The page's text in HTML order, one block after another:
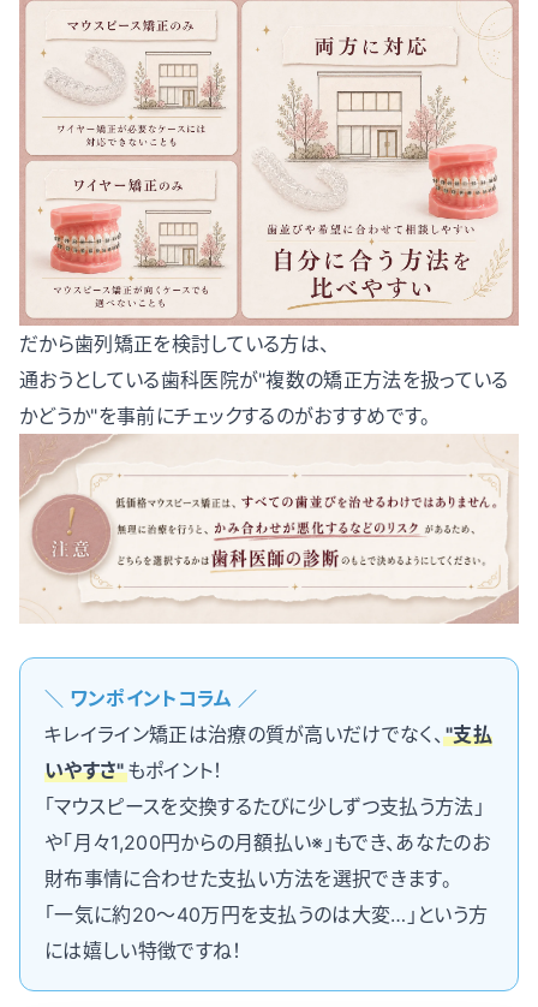
だから歯列矯正を検討している方は、
通おうとしている歯科医院が"複数の矯正方法を扱っている
かどうか"を事前にチェックするのがおすすめです。
＼ ワンポイントコラム ／
キレイライン矯正は治療の質が高いだけでなく、"支払
いやすさ"もポイント！
「マウスピースを交換するたびに少しずつ支払う方法」
や「月々1,200円からの月額払い※」もでき、あなたのお
財布事情に合わせた支払い方法を選択できます。
「一気に約20〜40万円を支払うのは大変…」という方
には嬉しい特徴ですね！